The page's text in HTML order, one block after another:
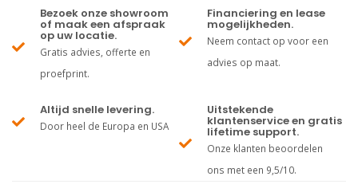
Bezoek onze showroom
of maak een afspraak
op uw locatie.
Gratis advies, offerte en
proefprint.
Financiering en lease
mogelijkheden.
Neem contact op voor een
advies op maat.
Altijd snelle levering.
Door heel de Europa en USA
Uitstekende
klantenservice en gratis
lifetime support.
Onze klanten beoordelen
ons met een 9,5/10.